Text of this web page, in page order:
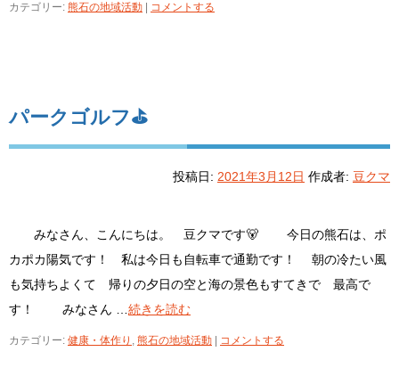
カテゴリー: 熊石の地域活動 コメントする
パークゴルフ⛳
投稿日: 2021年3月12日 作成者: 豆クマ
みなさん、こんにちは。 豆クマです🐻 今日の熊石は、ポ
カポカ陽気です！ 私は今日も自転車で通勤です！ 朝の冷たい風
も気持ちよくて 帰りの夕日の空と海の景色もすてきで 最高で
す！ みなさん … 続きを読む
カテゴリー: 健康・体作り , 熊石の地域活動 コメントする